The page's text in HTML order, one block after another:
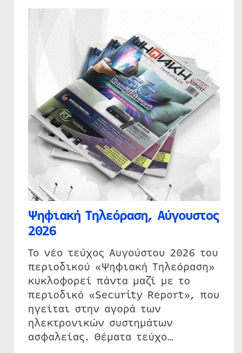
Ψηφιακή Τηλεόραση, Αύγουστος
2026
Το νέο τεύχος Αυγούστου 2026 του
περιοδικού «Ψηφιακή Τηλεόραση»
κυκλοφορεί πάντα μαζί με το
περιοδικό «Security Report», που
ηγείται στην αγορά των
ηλεκτρονικών συστημάτων
ασφαλείας. Θέματα τεύχο…